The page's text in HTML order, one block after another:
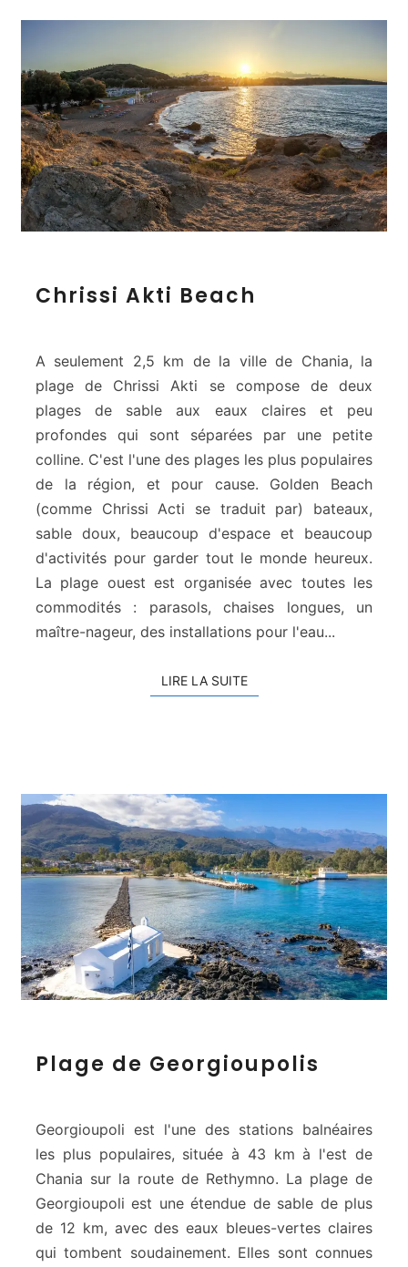
h
s
A
k
t
e
a
c
h
Chrissi Akti Beach
A seulement 2,5 km de la ville de Chania, la
plage de Chrissi Akti se compose de deux
plages de sable aux eaux claires et peu
profondes qui sont séparées par une petite
colline. C'est l'une des plages les plus populaires
de la région, et pour cause. Golden Beach
(comme Chrissi Acti se traduit par) bateaux,
sable doux, beaucoup d'espace et beaucoup
d'activités pour garder tout le monde heureux.
La plage ouest est organisée avec toutes les
commodités : parasols, chaises longues, un
maître-nageur, des installations pour l'eau...
LIRE LA SUITELIRE LA SUITE
l
e
d
G
e
o
r
Plage de Georgioupolis
Georgioupoli est l'une des stations balnéaires
les plus populaires, située à 43 km à l'est de
Chania sur la route de Rethymno. La plage de
Georgioupoli est une étendue de sable de plus
de 12 km, avec des eaux bleues-vertes claires
qui tombent soudainement. Elles sont connues